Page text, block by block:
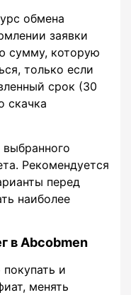
обмена
заявки
сумму, которую
только если
срок (30
скачка
Рекомендуется
перед
наиболее
в Abcobmen
и
менять